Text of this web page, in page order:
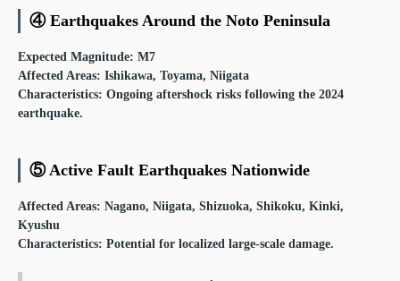
④ Earthquakes Around the Noto Peninsula
Expected Magnitude: M7
Affected Areas: Ishikawa, Toyama, Niigata
Characteristics: Ongoing aftershock risks following the 2024
earthquake.
⑤ Active Fault Earthquakes Nationwide
Affected Areas: Nagano, Niigata, Shizuoka, Shikoku, Kinki,
Kyushu
Characteristics: Potential for localized large-scale damage.